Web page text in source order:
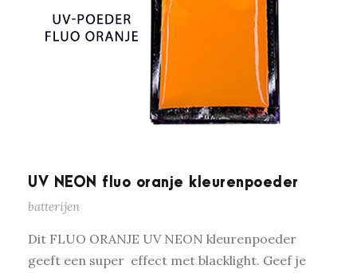
UV NEON fluo oranje kleurenpoeder
batterijen
Dit FLUO ORANJE UV NEON kleurenpoeder
geeft een super effect met blacklight. Geef je